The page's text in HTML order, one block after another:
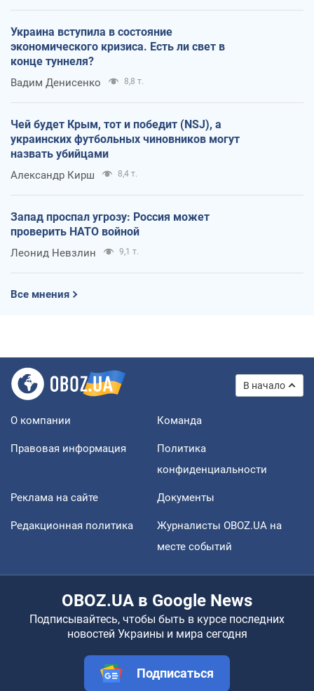
Украина вступила в состояние
экономического кризиса. Есть ли свет в
конце туннеля?
Вадим Денисенко 8,8 т.
Чей будет Крым, тот и победит (NSJ), а
украинских футбольных чиновников могут
назвать убийцами
Александр Кирш 8,4 т.
Запад проспал угрозу: Россия может
проверить НАТО войной
Леонид Невзлин 9,1 т.
Все мнения
В начало
О компании Команда
Правовая информация
Политика
конфиденциальности
Реклама на сайте Документы
Редакционная политика
Журналисты OBOZ.UA на
месте событий
OBOZ.UA в Google News
Подписывайтесь, чтобы быть в курсе последних
новостей Украины и мира сегодня
Подписаться